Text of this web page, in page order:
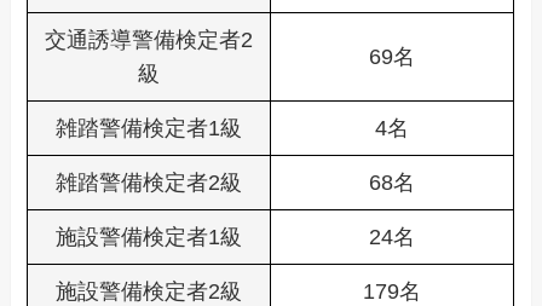
交通誘導警備検定者2
級
69名
雑踏警備検定者1級 4名
雑踏警備検定者2級 68名
施設警備検定者1級 24名
施設警備検定者2級 179名